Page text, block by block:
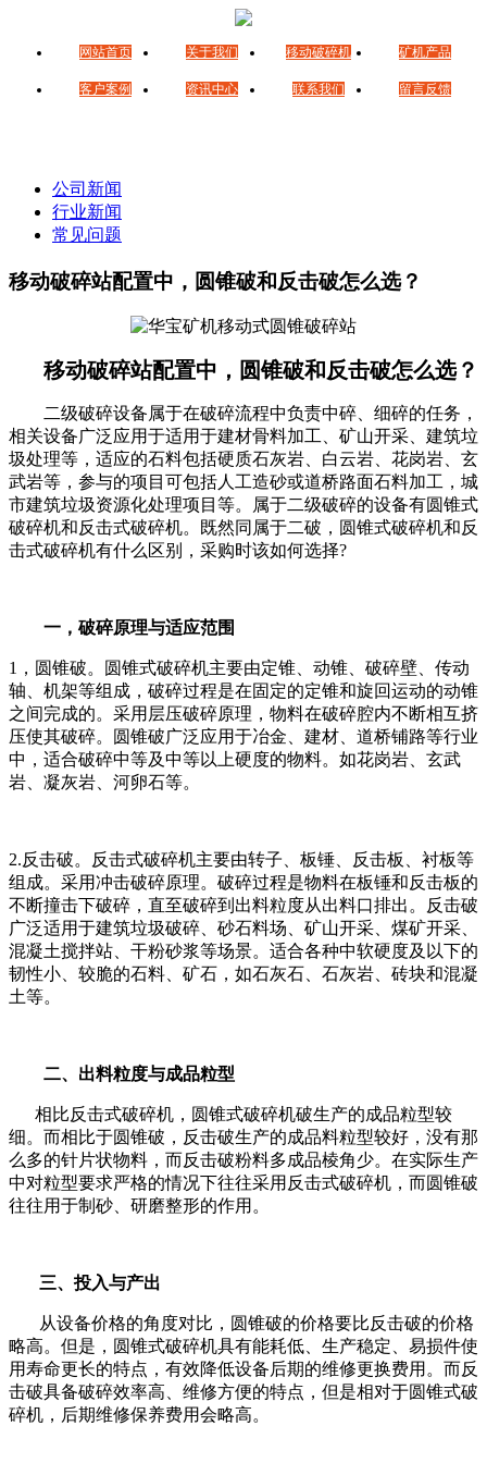
网站首页 关于我们 移动破碎机 矿机产品
客户案例 资讯中心 联系我们 留言反馈
公司新闻
行业新闻
常见问题
移动破碎站配置中，圆锥破和反击破怎么选？
移动破碎站配置中，圆锥破和反击破怎么选？
二级破碎设备属于在破碎流程中负责中碎、细碎的任务，
相关设备广泛应用于适用于建材骨料加工、矿山开采、建筑垃
圾处理等，适应的石料包括硬质石灰岩、白云岩、花岗岩、玄
武岩等，参与的项目可包括人工造砂或道桥路面石料加工，城
市建筑垃圾资源化处理项目等。属于二级破碎的设备有圆锥式
破碎机和反击式破碎机。既然同属于二破，圆锥式破碎机和反
击式破碎机有什么区别，采购时该如何选择?
一 ， 破碎原理与适应范围
1，圆锥破。圆锥式破碎机主要由定锥、动锥、破碎壁、传动
轴、机架等组成，破碎过程是在固定的定锥和旋回运动的动锥
之间完成的。采用层压破碎原理，物料在破碎腔内不断相互挤
压使其破碎。圆锥破广泛应用于冶金、建材、道桥铺路等行业
中，适合破碎中等及中等以上硬度的物料。如花岗岩、玄武
岩、凝灰岩、河卵石等。
2.反击破。反击式破碎机主要由转子、板锤、反击板、衬板等
组成。采用冲击破碎原理。破碎过程是物料在板锤和反击板的
不断撞击下破碎，直至破碎到出料粒度从出料口排出。反击破
广泛适用于建筑垃圾破碎、砂石料场、矿山开采、煤矿开采、
混凝土搅拌站、干粉砂浆等场景。适合各种中软硬度及以下的
韧性小、较脆的石料、矿石，如石灰石、石灰岩、砖块和混凝
土等。
二、出料粒度与成品粒型
相比反击式破碎机，圆锥式破碎机破生产的成品粒型较
细。而相比于圆锥破，反击破生产的成品料粒型较好，没有那
么多的针片状物料，而反击破粉料多成品棱角少。在实际生产
中对粒型要求严格的情况下往往采用反击式破碎机，而圆锥破
往往用于制砂、研磨整形的作用。
三、投入与产出
从设备价格的角度对比，圆锥破的价格要比反击破的价格
略高。但是，圆锥式破碎机具有能耗低、生产稳定、易损件使
用寿命更长的特点，有效降低设备后期的维修更换费用。而反
击破具备破碎效率高、维修方便的特点，但是相对于圆锥式破
碎机，后期维修保养费用会略高。